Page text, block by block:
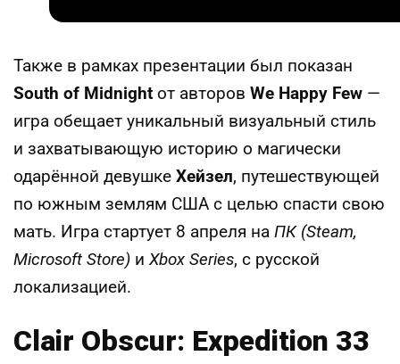
Также в рамках презентации был показан
South of Midnight от авторов We Happy Few —
игра обещает уникальный визуальный стиль
и захватывающую историю о магически
одарённой девушке Хейзел, путешествующей
по южным землям США с целью спасти свою
мать. Игра стартует 8 апреля на ПК (Steam,
Microsoft Store) иXbox Series, с русской
локализацией.
Clair Obscur: Expedition 33